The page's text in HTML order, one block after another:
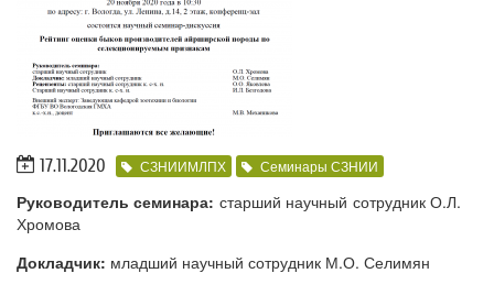
17.11.2020 СЗНИИМЛПХ Семинары СЗНИИ
Руководитель семинара: старший научный сотрудник О.Л.
Хромова
Докладчик: младший научный сотрудник М.О. Селимян